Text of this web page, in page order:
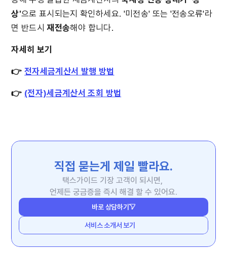
상'으로 표시되는지 확인하세요. '미전송' 또는 '전송오류'라
면 반드시 재전송해야 합니다.
자세히 보기
👉 전자세금계산서 발행 방법
👉 (전자)세금계산서 조회 방법
직접 묻는게 제일 빨라요.
택스가이드 기장 고객이 되시면,
언제든 궁금증을 즉시 해결 할 수 있어요.
바로 상담하기
서비스 소개서 보기